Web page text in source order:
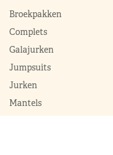
Broekpakken
Complets
Galajurken
Jumpsuits
Jurken
Mantels